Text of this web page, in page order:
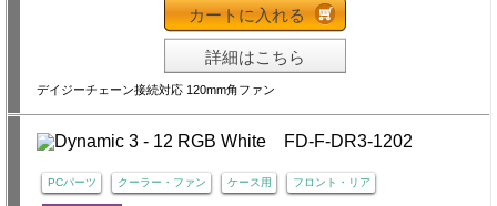
カートに入れる
詳細はこちら
デイジーチェーン接続対応 120mm角ファン
PCパーツ クーラー・ファン ケース用 フロント・リア